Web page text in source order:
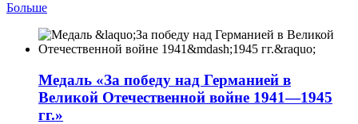
Больше
Медаль «За победу над Германией в
Великой Отечественной войне 1941—1945
гг.»